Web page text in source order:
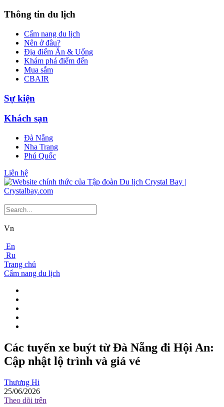
Thông tin du lịch
Cẩm nang du lịch
Nên ở đâu?
Địa điểm Ăn & Uống
Khám phá điểm đến
Mua sắm
CBAIR
Sự kiện
Khách sạn
Đà Nẵng
Nha Trang
Phú Quốc
Liên hệ
Vn
En
Ru
Trang chủ
Cẩm nang du lịch
Các tuyến xe buýt từ Đà Nẵng đi Hội An:
Cập nhật lộ trình và giá vé
Thương Hi
25/06/2026
Theo dõi trên